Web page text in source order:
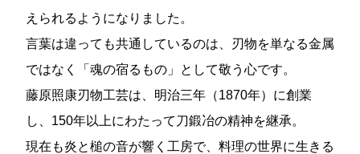
えられるようになりました。
言葉は違っても共通しているのは、刃物を単なる金属
ではなく「魂の宿るもの」として敬う心です。
藤原照康刃物工芸は、明治三年（1870年）に創業
し、150年以上にわたって刀鍛冶の精神を継承。
現在も炎と槌の音が響く工房で、料理の世界に生きる